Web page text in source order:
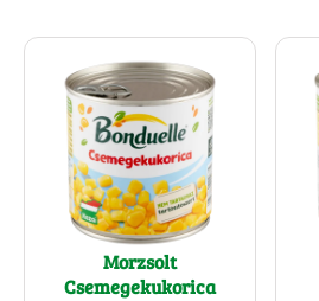
Morzsolt
Csemegekukorica